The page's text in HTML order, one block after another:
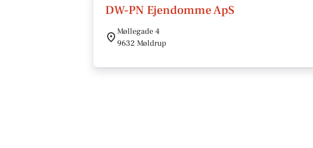
DW-PN Ejendomme ApS
Møllegade 4
9632 Møldrup